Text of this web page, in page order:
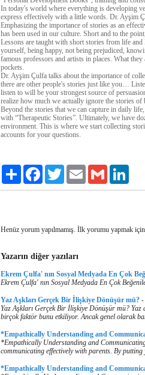
In today's world where everything is developing
express effectively with a little words. Dr. Ayşim
Emphasizing the importance of stories as an
has been used in our culture. Short and to the
Lessons are taught with short stories from life
yourself, being happy, not being prejudiced,
famous professors and artists in places. What
pockets.
Dr. Ayşim Çulfa talks about the importance of
there are other people's stories just like you…
listen to will be your strongest source of
realize how much we actually ignore the stories
Beyond the stories that we can capture in daily
with “Therapeutic Stories”. Ultimately, we have
environment. This is where we start collecting
accounts for your questions.
Paylaş FacebookTwitter Email Gmail
Henüz yorum yapılmamış. İlk yorumu yapmak için
Yazarın diğer yazıları
Ekrem Çulfa' nın Sosyal Medyada En Çok
Ekrem Çulfa' nın Sosyal Medyada En Çok
Yaz Aşkları Gerçek Bir İlişkiye Dönüşür mü? -
Yaz Aşkları Gerçek Bir İlişkiye Dönüşür mü? Yaz
birçok faktör bunu etkiliyor. Ancak genel olarak
*Empathically Understanding and
*Empathically Understanding and
communicating effectively with parents. By
*Empathically Understanding and